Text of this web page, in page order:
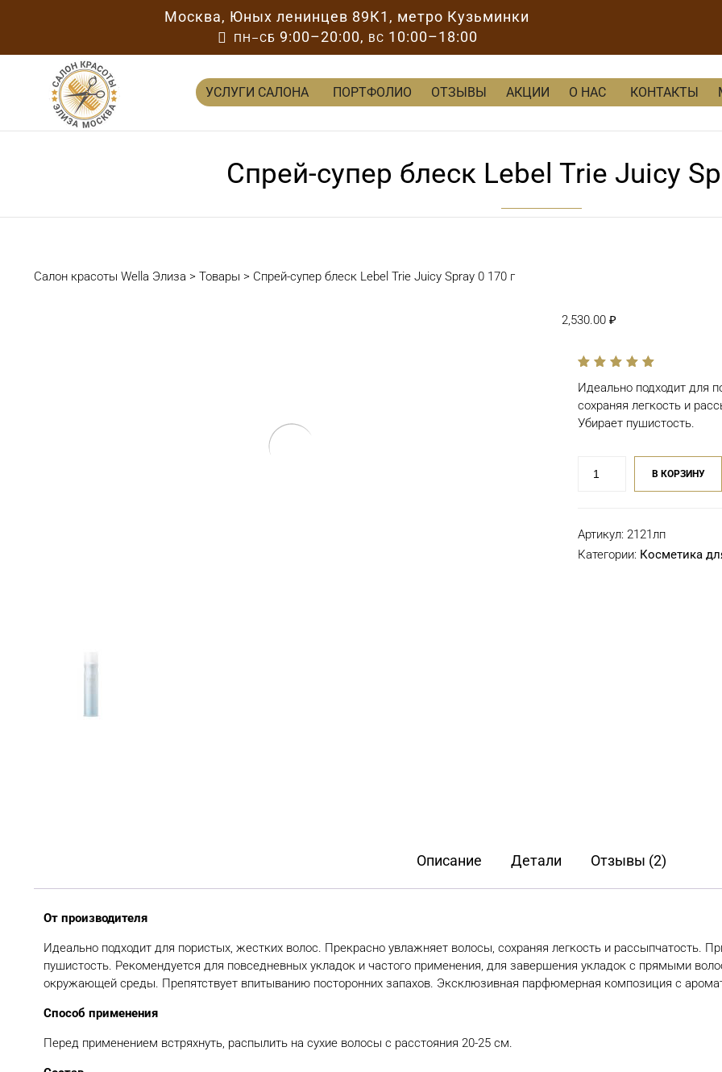
Москва, Юных ленинцев 89К1 , метро Кузьминки
 ПН–СБ 9:00–20:00, ВС 10:00–18:00
УСЛУГИ САЛОНА ПОРТФОЛИО ОТЗЫВЫ АКЦИИ О НАС КОНТАКТЫ
Спрей-супер блеск Lebel Trie Juicy
Салон красоты Wella Элиза > Товары > Спрей-супер блеск Lebel Trie Juicy Spray 0 170 г
2,530.00₽
of
Идеально подходит для
сохраняя легкость и
Убирает пушистость.
товара
блеск
Lebel
В КОРЗИНУ
Артикул:2121лп
Категории: Косметика
Описание Детали Отзывы (2)
От производителя
Идеально подходит для пористых, жестких волос. Прекрасно увлажняет волосы, сохраняя легкость и рассыпчатость.
пушистость. Рекомендуется для повседневных укладок и частого применения, для завершения укладок с прямыми
окружающей среды. Препятствует впитыванию посторонних запахов. Эксклюзивная парфюмерная композиция с
Способ применения
Перед применением встряхнуть, распылить на сухие волосы с расстояния 20-25 см.